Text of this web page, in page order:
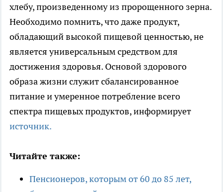
хлебу, произведенному из пророщенного зерна.
Необходимо помнить, что даже продукт,
обладающий высокой пищевой ценностью, не
является универсальным средством для
достижения здоровья. Основой здорового
образа жизни служит сбалансированное
питание и умеренное потребление всего
спектра пищевых продуктов, информирует
источник.
Читайте также:
Пенсионеров, которым от 60 до 85 лет,